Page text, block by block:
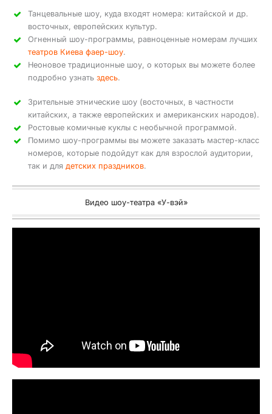
Танцевальные шоу, куда входят номера: китайской и др.
восточных, европейских культур.
Огненный шоу-программы, равноценные номерам лучших
театров Киева фаер-шоу.
Неоновое традиционные шоу, о которых вы можете более
подробно узнать здесь.
Зрительные этнические шоу (восточных, в частности
китайских, а также европейских и американских народов).
Ростовые комичные куклы с необычной программой.
Помимо шоу-программы вы можете заказать мастер-класс
номеров, которые подойдут как для взрослой аудитории,
так и для детских праздников.
Видео шоу-театра «У-вэй»